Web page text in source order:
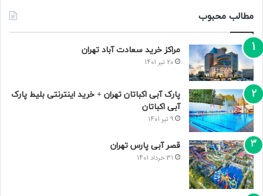
مطالب محبوب
مراکز خرید سعادت‌ آباد تهران
20 تیر 1401
پارک آبی اکباتان تهران + خرید اینترنتی بلیط پارک
آبی اکباتان
9 تیر 1401
قصر آبی پارس تهران
31 خرداد 1401